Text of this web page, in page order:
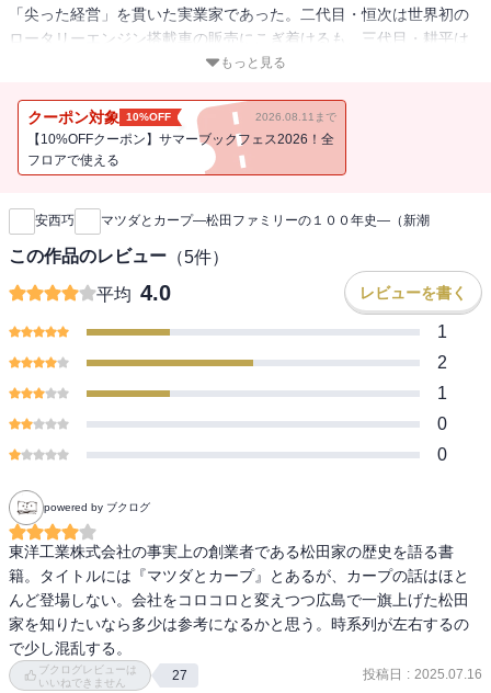
「尖った経営」を貫いた実業家であった。二代目・恒次は世界初の
ロータリーエンジン搭載車の販売にこぎ着けるも、三代目・耕平は
不本意な形で会社を追われる。カープのオーナーに転じた松田家
気球団を育て上げたが……。「不屈のＤＮＡ」を受け継ぎし者たち
のファミリーヒストリー。
もっと見る
クーポン対象 10%OFF 2026.08.11まで
【10%OFFクーポン】サマーブックフェス2026！全
フロアで使える
新刊通知
安西巧 マツダとカープ―松田ファミリーの１００年史―（新潮
この作品のレビュー （5件）
平均 4.0 レビューを書く
1
2
1
0
0
powered by ブクログ
東洋工業株式会社の事実上の創業者である松田家の歴史を語る書
籍。タイトルには『マツダとカープ』とあるが、カープの話はほと
んど登場しない。会社をコロコロと変えつつ広島で一旗上げた松田
家を知りたいなら多少は参考になるかと思う。時系列が左右するの
で少し混乱する。
ブクログレビューは
いいねできません
27 投稿日 : 2025.07.16